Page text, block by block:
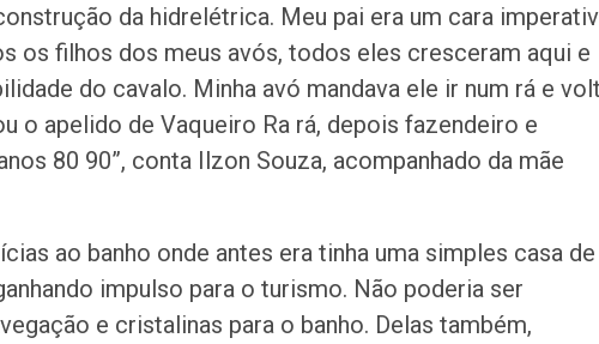
da hidrelétrica. Meu pai era um cara
os filhos dos meus avós, todos eles cresceram aqui e
do cavalo. Minha avó mandava ele ir num rá e
o apelido de Vaqueiro Ra rá, depois fazendeiro e
80 90”, conta Ilzon Souza, acompanhado da mãe
ao banho onde antes era tinha uma simples casa de
impulso para o turismo. Não poderia ser
e cristalinas para o banho. Delas também,